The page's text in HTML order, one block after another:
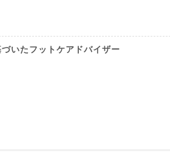
いたフットケアドバイザー